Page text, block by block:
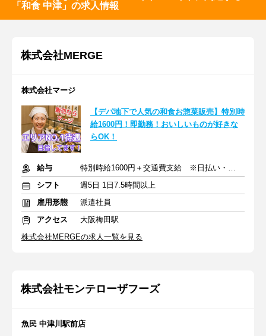
「和食 中津」の求人情報
株式会社MERGE
株式会社マージ
【デパ地下で人気の和食お惣菜販売】特別時
給1600円！即勤務！おいしいものが好きな
らOK！
給与
特別時給1600円＋交通費支給 ※日払い・週払いOK
シフト
週5日 1日7.5時間以上
雇用形態
派遣社員
アクセス
大阪梅田駅
株式会社MERGEの求人一覧を見る
株式会社モンテローザフーズ
魚民 中津川駅前店